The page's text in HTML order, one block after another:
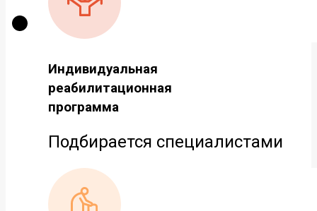
Индивидуальная
реабилитационная
программа
Подбирается специалистами